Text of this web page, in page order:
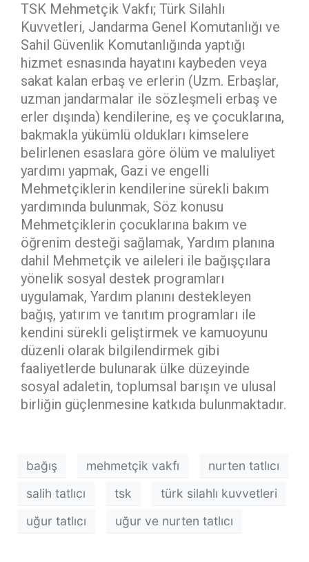
TSK Mehmetçik Vakfı; Türk Silahlı
Kuvvetleri, Jandarma Genel Komutanlığı ve
Sahil Güvenlik Komutanlığında yaptığı
hizmet esnasında hayatını kaybeden veya
sakat kalan erbaş ve erlerin (Uzm. Erbaşlar,
uzman jandarmalar ile sözleşmeli erbaş ve
erler dışında) kendilerine, eş ve çocuklarına,
bakmakla yükümlü oldukları kimselere
belirlenen esaslara göre ölüm ve maluliyet
yardımı yapmak, Gazi ve engelli
Mehmetçiklerin kendilerine sürekli bakım
yardımında bulunmak, Söz konusu
Mehmetçiklerin çocuklarına bakım ve
öğrenim desteği sağlamak, Yardım planına
dahil Mehmetçik ve aileleri ile bağışçılara
yönelik sosyal destek programları
uygulamak, Yardım planını destekleyen
bağış, yatırım ve tanıtım programları ile
kendini sürekli geliştirmek ve kamuoyunu
düzenli olarak bilgilendirmek gibi
faaliyetlerde bulunarak ülke düzeyinde
sosyal adaletin, toplumsal barışın ve ulusal
birliğin güçlenmesine katkıda bulunmaktadır.
bağış mehmetçik vakfı
nurten tatlıcı
salih tatlıcı
tsk
türk silahlı kuvvetleri
uğur tatlıcı
uğur ve nurten tatlıcı